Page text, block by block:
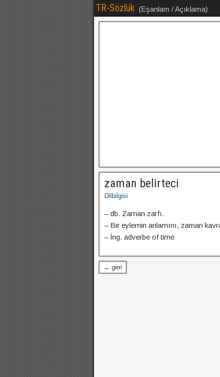
TR-Sözlük (Eşanlam / Açıklama)
zaman belirteci
Dilbilgisi
– db. Zaman zarfı.
– Bir eylemin anlamını, zaman
– İng. adverbe of time
← geri